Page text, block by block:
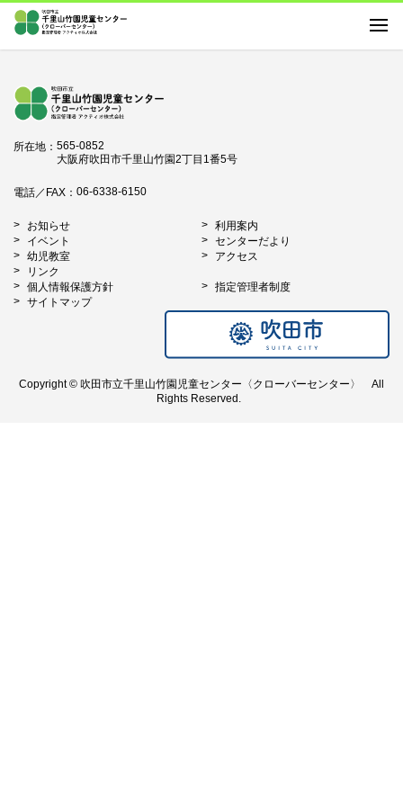
幼児教室
所在地： 565-0852
大阪府吹田市千里山竹園2丁目1番5号
電話／FAX： 06-6338-6150
お知らせ
利用案内
イベント
センターだより
幼児教室
アクセス
リンク
個人情報保護方針
指定管理者制度
サイトマップ
Copyright © 吹田市立千里山竹園児童センター〈クローバーセンター〉 All
Rights Reserved.